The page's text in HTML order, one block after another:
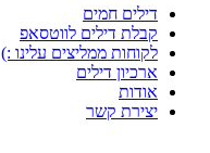
דילים חמים
קבלת דילים לווטסאפ
לקוחות ממליצים עלינו :)
ארכיון דילים
אודות
יצירת קשר